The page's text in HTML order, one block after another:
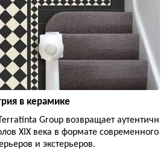
в керамике
Group возвращает аутентичн
XIX века в формате современного
и экстерьеров.